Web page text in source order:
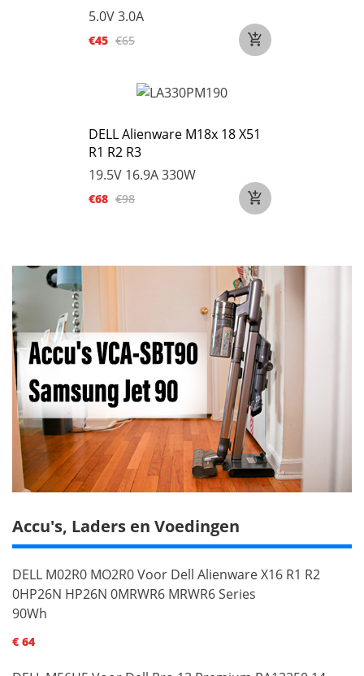
5.0V 3.0A
€45 €65
DELL Alienware M18x 18 X51
R1 R2 R3
19.5V 16.9A 330W
€68 €98
Accu's, Laders en Voedingen
DELL M02R0 MO2R0 Voor Dell Alienware X16 R1 R2
0HP26N HP26N 0MRWR6 MRWR6 Series
90Wh
€ 64